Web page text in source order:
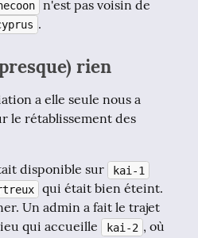
.
rien
a elle seule nous a
le rétablissement des
disponible sur
kai-1
qui était bien éteint.
Un admin a fait le trajet
qui accueille
kai-2 , où